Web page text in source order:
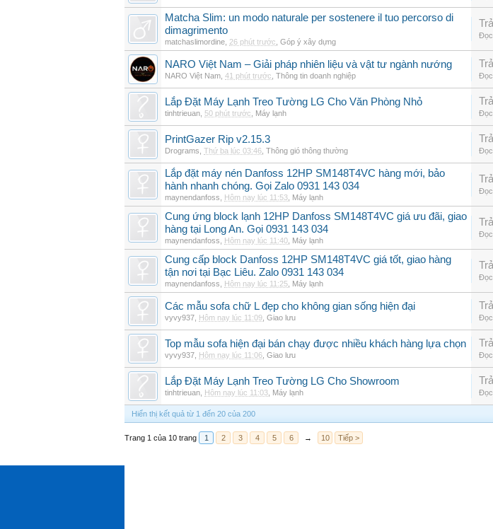
Matcha Slim: un modo naturale per sostenere il tuo percorso di
dimagrimento
matchaslimordine 26 phút trước Góp ý xây dựng
NARO Việt Nam – Giải pháp nhiên liệu và vật tư ngành nướng
NARO Việt Nam 41 phút trước Thông tin doanh nghiệp
Lắp Đặt Máy Lạnh Treo Tường LG Cho Văn Phòng Nhỏ
tinhtrieuan 50 phút trước Máy lạnh
PrintGazer Rip v2.15.3
Drograms Thứ ba lúc 03:46 Thông gió thông thường
Lắp đặt máy nén Danfoss 12HP SM148T4VC hàng mới, bảo
hành nhanh chóng. Gọi Zalo 0931 143 034
maynendanfoss Hôm nay lúc 11:53 Máy lạnh
Cung ứng block lạnh 12HP Danfoss SM148T4VC giá ưu đãi, giao
hàng tại Long An. Gọi 0931 143 034
maynendanfoss Hôm nay lúc 11:40 Máy lạnh
Cung cấp block Danfoss 12HP SM148T4VC giá tốt, giao hàng
tận nơi tại Bạc Liêu. Zalo 0931 143 034
maynendanfoss Hôm nay lúc 11:25 Máy lạnh
Các mẫu sofa chữ L đẹp cho không gian sống hiện đại
vyvy937 Hôm nay lúc 11:09 Giao lưu
Top mẫu sofa hiện đại bán chạy được nhiều khách hàng lựa chọn
vyvy937 Hôm nay lúc 11:06 Giao lưu
Lắp Đặt Máy Lạnh Treo Tường LG Cho Showroom
tinhtrieuan Hôm nay lúc 11:03 Máy lạnh
Hiển thị kết quả từ 1 đến 20 của 200
Trang 1 của 10 trang 1 2 3 4 5 6 → 10 Tiếp >